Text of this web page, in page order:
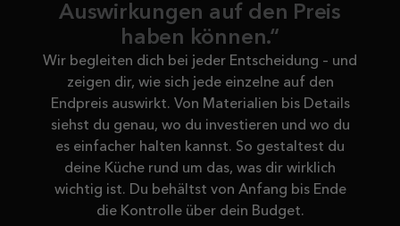
Auswirkungen auf den Preis
haben können.“
Wir begleiten dich bei jeder Entscheidung – und
zeigen dir, wie sich jede einzelne auf den
Endpreis auswirkt. Von Materialien bis Details
siehst du genau, wo du investieren und wo du
es einfacher halten kannst. So gestaltest du
deine Küche rund um das, was dir wirklich
wichtig ist. Du behältst von Anfang bis Ende
die Kontrolle über dein Budget.